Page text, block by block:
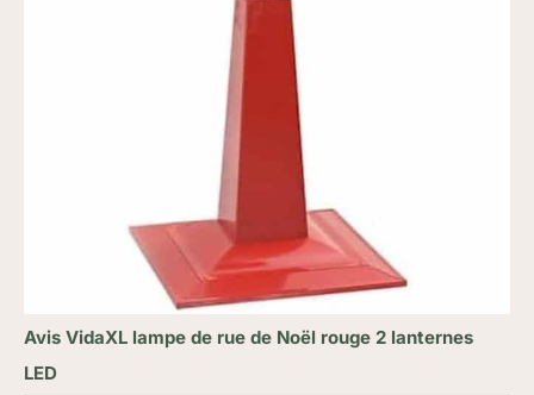
Avis VidaXL lampe de rue de Noël rouge 2 lanternes
LED